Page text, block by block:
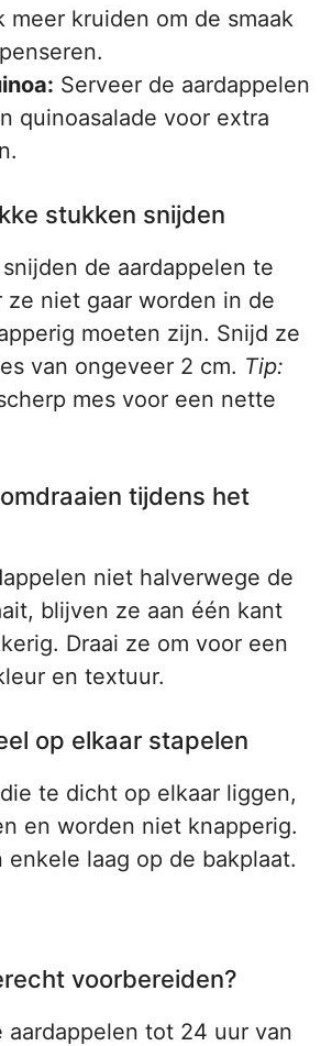
meer kruiden om de smaak
Serveer de aardappelen
quinoasalade voor extra
stukken snijden
de aardappelen te
ze niet gaar worden in de
moeten zijn. Snijd ze
van ongeveer 2 cm. Tip:
mes voor een nette
tijdens het
niet halverwege de
blijven ze aan één kant
Draai ze om voor een
en textuur.
op elkaar stapelen
te dicht op elkaar liggen,
en worden niet knapperig.
enkele laag op de bakplaat.
voorbereiden?
aardappelen tot 24 uur van